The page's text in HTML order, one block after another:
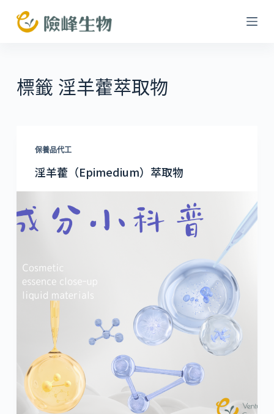
跳
至
內
容
標籤 淫羊藿萃取物
保養品代工
淫羊藿（Epimedium）萃取物